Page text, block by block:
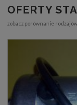
OFERTY
zobacz porównanie